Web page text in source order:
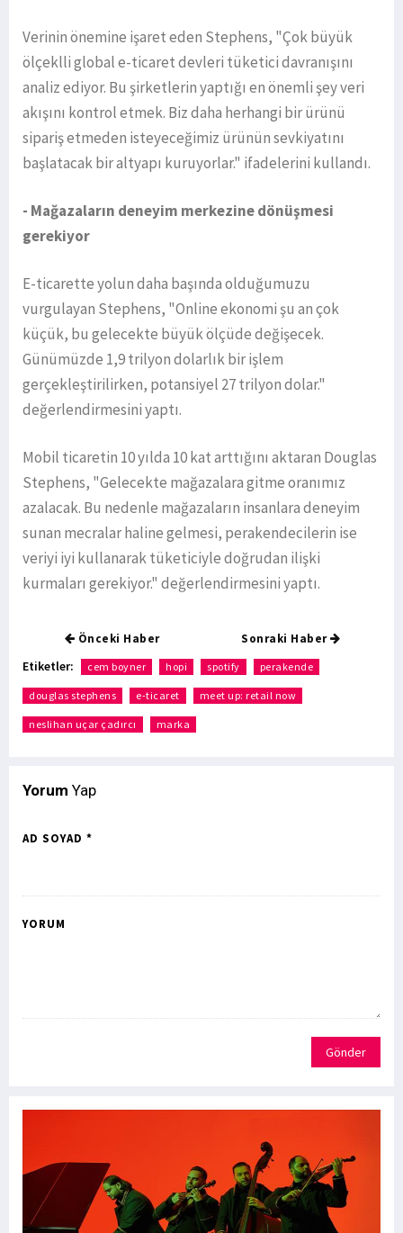
Verinin önemine işaret eden Stephens, "Çok büyük
ölçeklli global e-ticaret devleri tüketici davranışını
analiz ediyor. Bu şirketlerin yaptığı en önemli şey veri
akışını kontrol etmek. Biz daha herhangi bir ürünü
sipariş etmeden isteyeceğimiz ürünün sevkiyatını
başlatacak bir altyapı kuruyorlar." ifadelerini kullandı.
- Mağazaların deneyim merkezine dönüşmesi
gerekiyor
E-ticarette yolun daha başında olduğumuzu
vurgulayan Stephens, "Online ekonomi şu an çok
küçük, bu gelecekte büyük ölçüde değişecek.
Günümüzde 1,9 trilyon dolarlık bir işlem
gerçekleştirilirken, potansiyel 27 trilyon dolar."
değerlendirmesini yaptı.
Mobil ticaretin 10 yılda 10 kat arttığını aktaran Douglas
Stephens, "Gelecekte mağazalara gitme oranımız
azalacak. Bu nedenle mağazaların insanlara deneyim
sunan mecralar haline gelmesi, perakendecilerin ise
veriyi iyi kullanarak tüketiciyle doğrudan ilişki
kurmaları gerekiyor." değerlendirmesini yaptı.
Önceki Haber Sonraki Haber
Etiketler: cem boyner hopi spotify perakende
douglas stephens e-ticaret meet up: retail now
neslihan uçar çadırcı marka
Yorum Yap
AD SOYAD *
YORUM
Gönder